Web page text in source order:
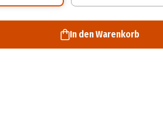
In den Warenkorb